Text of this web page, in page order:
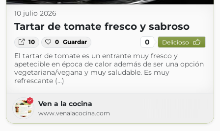
10 julio 2026
Tartar de tomate fresco y sabroso
10 0 Guardar 0 Delicioso
El tartar de tomate es un entrante muy fresco y
apetecible en época de calor además de ser una opción
vegetariana/vegana y muy saludable. Es muy
refrescante (...)
Ven a la cocina
www.venalacocina.com